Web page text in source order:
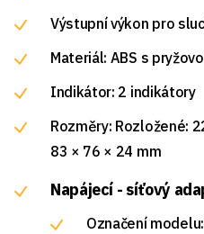
Výstupní výkon pro
Materiál: ABS s
Indikátor: 2 indikátory
Rozměry: Rozložené:
83 × 76 × 24 mm
Napájecí - síťový
Označení